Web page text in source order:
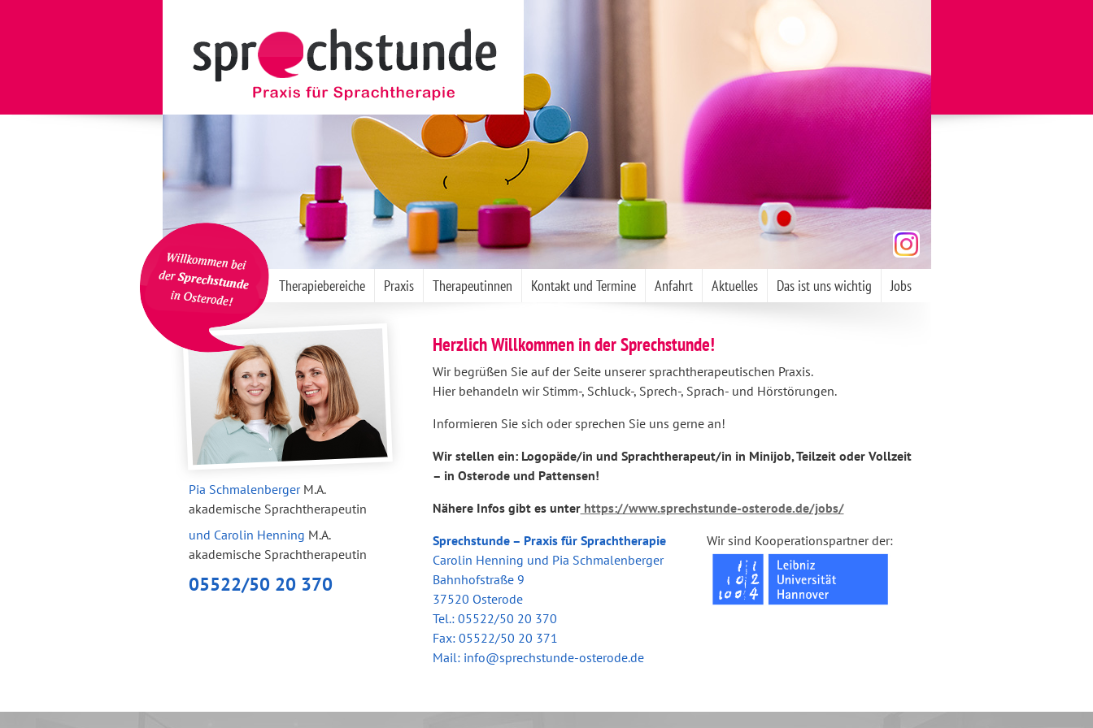
Therapiebereiche Praxis Therapeutinnen Kontakt und Termine Anfahrt Aktuelles Das ist uns wichtig Jobs
Pia SchmalenbergerM.A.
akademische Sprachtherapeutin
und Carolin Henning M.A.
akademische Sprachtherapeutin
05522/50 20 370
Herzlich Willkommen in der Sprechstunde!
Wir begrüßen Sie auf der Seite unserer sprachtherapeutischen Praxis.
Hier behandeln wir Stimm-, Schluck-, Sprech-, Sprach- und Hörstörungen.
Informieren Sie sich oder sprechen Sie uns gerne an!
Wir stellen ein: Logopäde/in und Sprachtherapeut/in in Minijob, Teilzeit oder Vollzeit
– in Osterode und Pattensen!
Nähere Infos gibt es unterhttps://www.sprechstunde-osterode.de/jobs/
Sprechstunde – Praxis für Sprachtherapie
Carolin Henning und Pia Schmalenberger
Bahnhofstraße 9
37520 Osterode
Tel.: 05522/50 20 370
Fax: 05522/50 20 371
Mail: info@sprechstunde-osterode.de
Wir sind Kooperationspartner der: